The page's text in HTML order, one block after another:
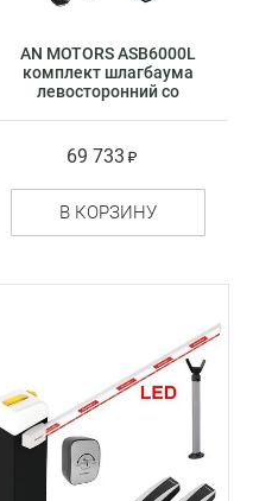
AN MOTORS ASB6000L
комплект шлагбаума
левосторонний со
69 733
В КОРЗИНУ